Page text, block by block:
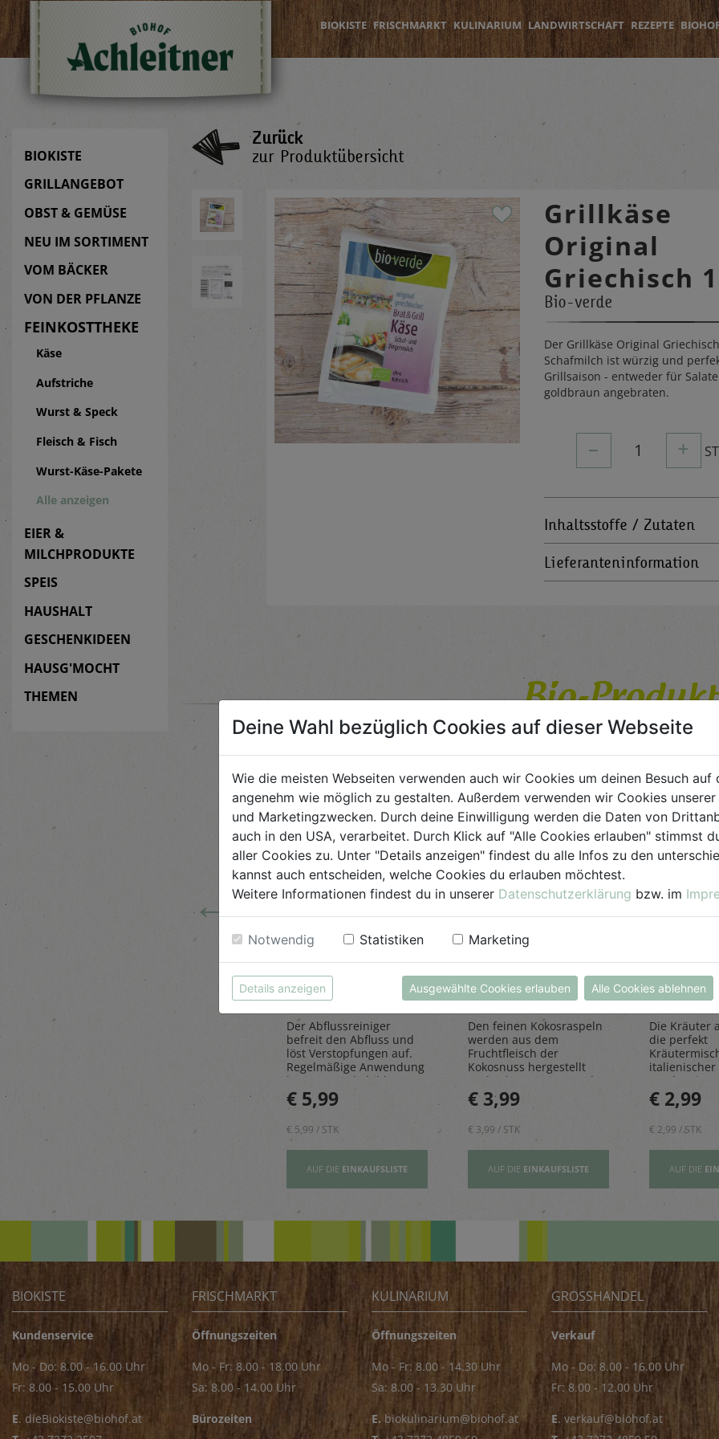
BIOKISTE FRISCHMARKT KULINARIUM LANDWIRTSCHAFT REZEPTE
BIOKISTE
GRILLANGEBOT
OBST & GEMÜSE
NEU IM SORTIMENT
VOM BÄCKER
VON DER PFLANZE
FEINKOSTTHEKE
Käse
Aufstriche
Wurst & Speck
Fleisch & Fisch
Wurst-Käse-Pakete
Alle anzeigen
EIER &
MILCHPRODUKTE
SPEIS
HAUSHALT
GESCHENKIDEEN
HAUSG'MOCHT
THEMEN
Zurück
zur Produktübersicht
Grillkäse
Original
Griechisch
Bio-verde
Der Grillkäse Original
Schafmilch ist würzig und
Grillsaison - entweder für
goldbraun angebraten.
– 1 +
Inhaltsstoffe / Zutaten
Lieferanteninformation
Bio-
für Jedermann
←
getrocknet 20g
Belt`s Bio
zum Verfeinern von z.B.
AUF DIE
Abflussreiniger
1L
AlmaWin
Der Abflussreiniger
befreit den Abfluss und
löst Verstopfungen auf.
Regelmäßige Anwendung
beugt Geruchsbildung
vor.
€ 5,99
€ 5,99 / STK
AUF DIE EINKAUFSLISTE
Kokosraspeln
250g
Rapunzel Naturkost
Den feinen Kokosraspeln
werden aus dem
Fruchtfleisch der
Kokosnuss hergestellt
und geben einen Hauch
Exotik in köstliche Kuchen
& Kekse
€ 3,99
€ 3,99 / STK
AUF DIE EINKAUFSLISTE
Sonnentor
Die Kräuter
die perfekt
italienischer
rundet
und
€ 2,99
€ 2,99 / STK
AUF DIE
BIOKISTE
Kundenservice
Mo - Do: 8.00 - 16.00 Uhr
Fr: 8.00 - 15.00 Uhr
E. dieBiokiste@biohof.at
FRISCHMARKT
Öffnungszeiten
Mo - Fr: 8.00 - 18.00 Uhr
Sa: 8.00 - 14.00 Uhr
Bürozeiten
KULINARIUM
Öffnungszeiten
Mo - Fr: 8.00 - 14.30 Uhr
Sa: 8.00 - 13.30 Uhr
E. biokulinarium@biohof.at
GROSSHANDEL
Verkauf
Mo - Do: 8.00 - 16.00 Uhr
Fr: 8.00 - 12.00 Uhr
E. verkauf@biohof.at
Deine Wahl bezüglich Cookies auf dieser Webseite
Wie die meisten Webseiten verwenden auch wir Cookies um deinen Besuch auf
angenehm wie möglich zu gestalten. Außerdem verwenden wir Cookies
und Marketingzwecken. Durch deine Einwilligung werden die Daten von
auch in den USA, verarbeitet. Durch Klick auf "Alle Cookies erlauben" stimmst
aller Cookies zu. Unter "Details anzeigen" findest du alle Infos zu den
kannst auch entscheiden, welche Cookies du erlauben möchtest.
Weitere Informationen findest du in unserer Datenschutzerklärung bzw. im
Notwendig Statistiken Marketing
Details anzeigen Ausgewählte Cookies erlauben Alle Cookies ablehnen